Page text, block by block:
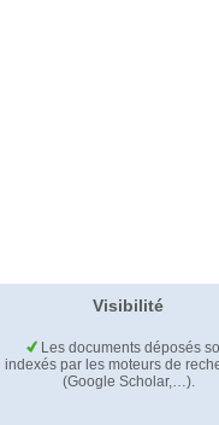
Visibilité
Les documents déposés
indexés par les moteurs de
(Google Scholar,…).